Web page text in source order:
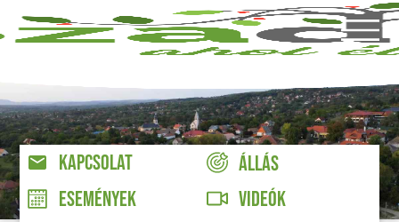
KAPCSOLAT
ÁLLÁS
ESEMÉNYEK
VIDEÓK